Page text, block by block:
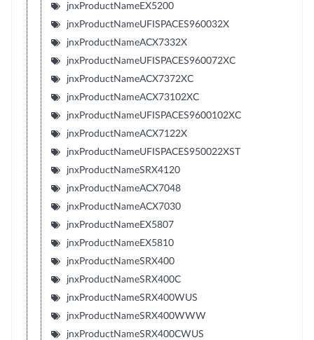
jnxProductNameEX5200
jnxProductNameUFISPACES960032X
jnxProductNameACX7332X
jnxProductNameUFISPACES960072XC
jnxProductNameACX7372XC
jnxProductNameACX73102XC
jnxProductNameUFISPACES9600102XC
jnxProductNameACX7122X
jnxProductNameUFISPACES950022XST
jnxProductNameSRX4120
jnxProductNameACX7048
jnxProductNameACX7030
jnxProductNameEX5807
jnxProductNameEX5810
jnxProductNameSRX400
jnxProductNameSRX400C
jnxProductNameSRX400WUS
jnxProductNameSRX400WWW
jnxProductNameSRX400CWUS